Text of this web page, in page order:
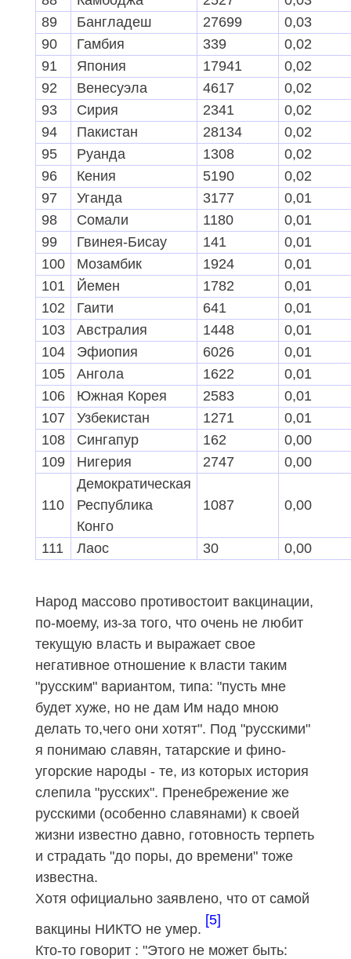
89
Бангладеш 27699
0,03
90
Гамбия 339
0,02
91
Япония 17941
0,02
92
Венесуэла 4617
0,02
93
Сирия 2341
0,02
94
Пакистан 28134
0,02
95
Руанда 1308
0,02
96
Кения 5190
0,02
97
Уганда 3177
0,01
98
Сомали 1180
0,01
99
Гвинея-Бисау 141
0,01
100
Мозамбик 1924
0,01
101
Йемен 1782
0,01
102
Гаити 641
0,01
103
Австралия 1448
0,01
104
Эфиопия 6026
0,01
105
Ангола 1622
0,01
106
Южная Корея 2583
0,01
107
Узбекистан 1271
0,01
108
Сингапур 162
0,00
109
Нигерия 2747 0,00
110
Демократическая
Республика
Конго
1087 0,00
111 Лаос 30 0,00
Народ массово противостоит вакцинации,
по-моему, из-за того, что очень не любит
текущую власть и выражает свое
негативное отношение к власти таким
"русским" вариантом, типа: "пусть мне
будет хуже, но не дам Им надо мною
делать то,чего они хотят". Под "русскими"
я понимаю славян, татарские и фино-
угорские народы - те, из которых история
слепила "русских". Пренебрежение же
русскими (особенно славянами) к своей
жизни известно давно, готовность терпеть
и страдать "до поры, до времени" тоже
известна.
Хотя официально заявлено, что от самой
вакцины НИКТО не умер.
[5]
Кто-то говорит : "Этого не может быть: